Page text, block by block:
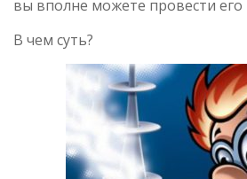
вы вполне можете провести его
В чем суть?